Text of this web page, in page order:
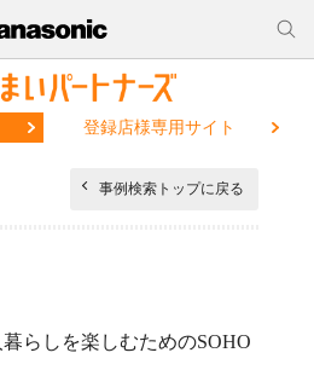
登録店様専用サイト
事例検索トップに戻る
らしを楽しむためのSOHO